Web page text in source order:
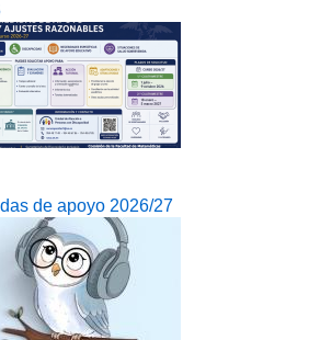
de apoyo 2026/27